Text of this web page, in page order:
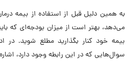
به همین دلیل قبل از استفاده از بیمه
می‌دهد، بهتر است از میزان بودجه‌ای که
بیمه خود کنار بگذارید مطلع شوید. در
سوال‌هایی که در این رابطه وجود دارد،